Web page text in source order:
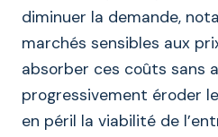
diminuer la demande,
marchés sensibles aux
absorber ces coûts sans
progressivement éroder
en péril la viabilité de